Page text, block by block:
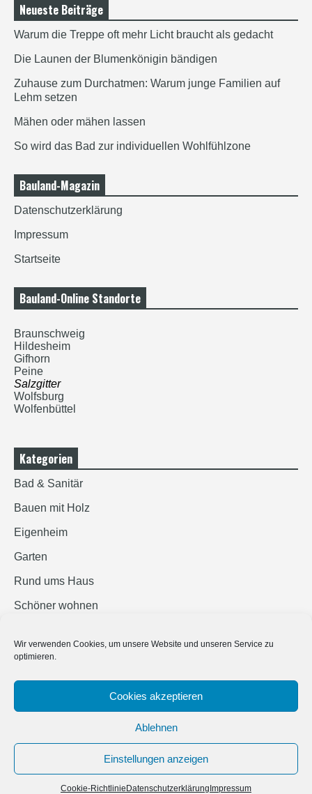
Wir verwenden Cookies, um unsere Website und unseren Service zu
optimieren.
Cookies akzeptieren
Ablehnen
Einstellungen anzeigen
Cookie-Richtlinie Datenschutzerklärung Impressum
Neueste Beiträge
Warum die Treppe oft mehr Licht braucht als gedacht
Die Launen der Blumenkönigin bändigen
Zuhause zum Durchatmen: Warum junge Familien auf
Lehm setzen
Mähen oder mähen lassen
So wird das Bad zur individuellen Wohlfühlzone
Bauland-Magazin
Datenschutzerklärung
Impressum
Startseite
Bauland-Online Standorte
Braunschweig
Hildesheim
Gifhorn
Peine
Salzgitter
Wolfsburg
Wolfenbüttel
Kategorien
Bad & Sanitär
Bauen mit Holz
Eigenheim
Garten
Rund ums Haus
Schöner wohnen
© 2019 Bauland Magazin Braunschweig, Peine & Wolfsburg. All rights
reserved.